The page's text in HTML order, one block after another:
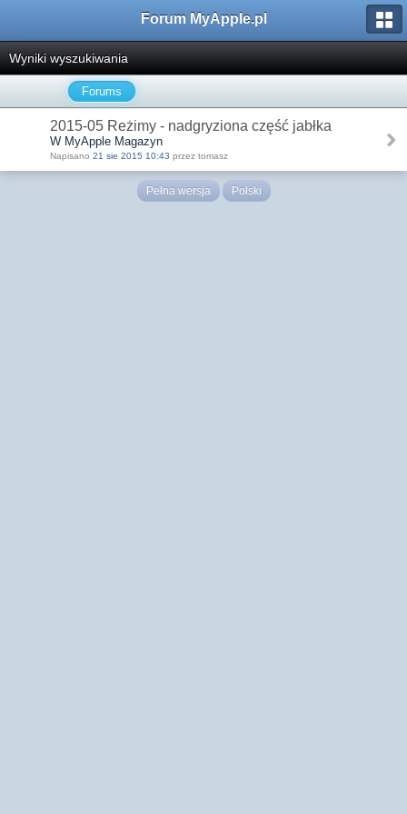
Forum MyApple.pl
Wyniki wyszukiwania
Forums
2015-05 Reżimy - nadgryziona część jabłka
W MyApple Magazyn
Napisano 21 sie 2015 10:43 przez tomasz
Pełna wersja Polski